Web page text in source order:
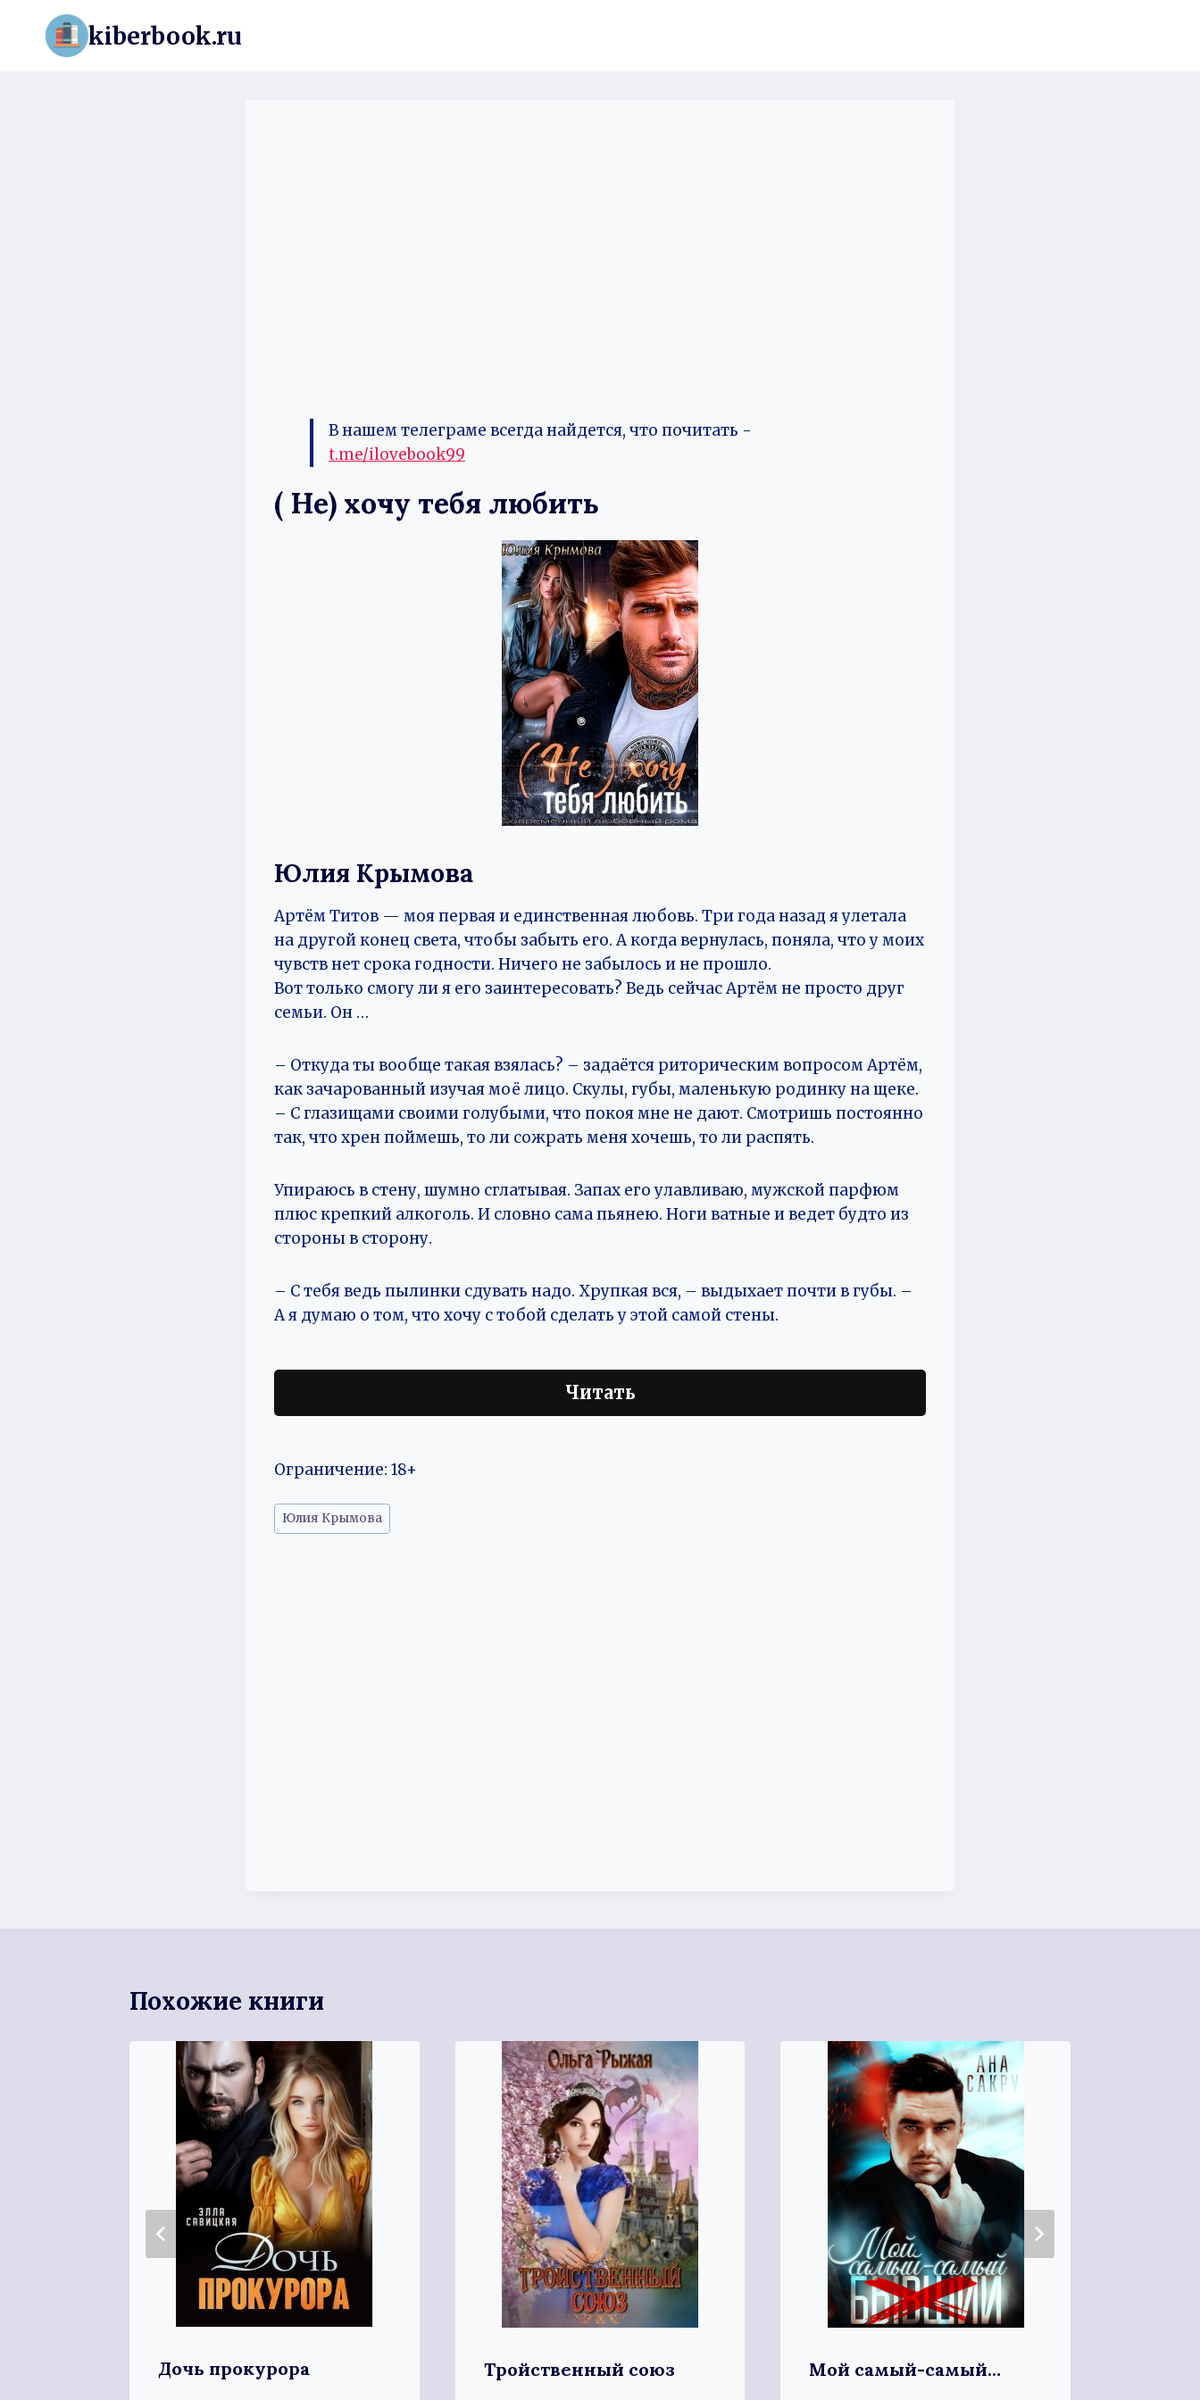
Перейти
содержимому
kiberbook.ru
В нашем телеграме всегда найдется, что почитать -
t.me/ilovebook99
( Не) хочу тебя любить
Юлия Крымова
Артём Титов — моя первая и единственная любовь. Три года назад я улетала
на другой конец света, чтобы забыть его. А когда вернулась, поняла, что у моих
чувств нет срока годности. Ничего не забылось и не прошло.
Вот только смогу ли я его заинтересовать? Ведь сейчас Артём не просто друг
семьи. Он …
– Откуда ты вообще такая взялась? – задаётся риторическим вопросом Артём,
как зачарованный изучая моё лицо. Скулы, губы, маленькую родинку на щеке.
– С глазищами своими голубыми, что покоя мне не дают. Смотришь постоянно
так, что хрен поймешь, то ли сожрать меня хочешь, то ли распять.
Упираюсь в стену, шумно сглатывая. Запах его улавливаю, мужской парфюм
плюс крепкий алкоголь. И словно сама пьянею. Ноги ватные и ведет будто из
стороны в сторону.
– С тебя ведь пылинки сдувать надо. Хрупкая вся, – выдыхает почти в губы. –
А я думаю о том, что хочу с тобой сделать у этой самой стены.
Читать
Ограничение: 18+
Метки
записи:
Юлия Крымова
Похожие книги
Дочь прокурора Тройственный союз Мой самый-самый…